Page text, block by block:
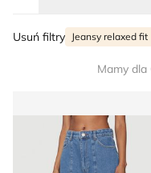
Usuń filtry Jeansy relaxed fit
Mamy dla